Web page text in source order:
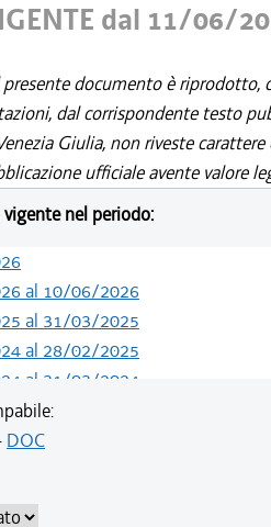
dal 11/06/
presente documento è riprodotto,
dal corrispondente testo
Giulia, non riveste
ufficiale avente valore
nel periodo:
al 10/06/2026
al 31/03/2025
al 28/02/2025
al 31/03/2024
al 29/02/2024
al 31/12/2023
al 31/03/2023
DOC